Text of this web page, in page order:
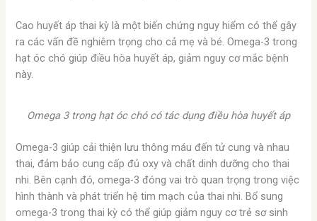
Cao huyết áp thai kỳ là một biến chứng nguy hiểm có thể gây
ra các vấn đề nghiêm trọng cho cả mẹ và bé. Omega-3 trong
hạt óc chó giúp điều hòa huyết áp, giảm nguy cơ mắc bệnh
này.
Omega 3 trong hạt óc chó có tác dụng điều hòa huyết áp
Omega-3 giúp cải thiện lưu thông máu đến tử cung và nhau
thai, đảm bảo cung cấp đủ oxy và chất dinh dưỡng cho thai
nhi. Bên cạnh đó, omega-3 đóng vai trò quan trọng trong việc
hình thành và phát triển hệ tim mạch của thai nhi. Bổ sung
omega-3 trong thai kỳ có thể giúp giảm nguy cơ trẻ sơ sinh